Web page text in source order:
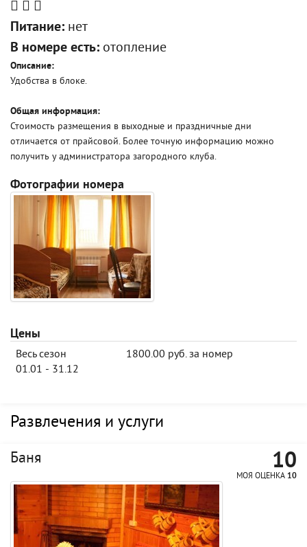
Питание: нет
В номере есть: отопление
Описание:
Удобства в блоке.
Общая информация:
Стоимость размещения в выходные и праздничные дни
отличается от прайсовой. Более точную информацию можно
получить у администратора загородного клуба.
Фотографии номера
Цены
Весь сезон
01.01 - 31.12
1800.00 руб. за номер
Развлечения и услуги
Баня 10
МОЯ ОЦЕНКА 10